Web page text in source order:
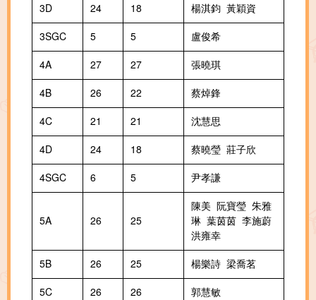
3D
24 18
楊淇鈞 黃穎資
3SGC
5 5
盧俊希
4A
27 27
張曉琪
4B
26 22
蔡焯鋒
4C
21 21
沈慧思
4D
24 18
蔡曉瑩 莊子欣
4SGC
6 5 尹孝謙
5A 26 25
陳美 阮寶瑩 朱雅
琳 葉茵茵 李施蔚
洪雍幸
5B
26 25
楊樂詩 梁喬茗
5C
26 26 郭慧敏